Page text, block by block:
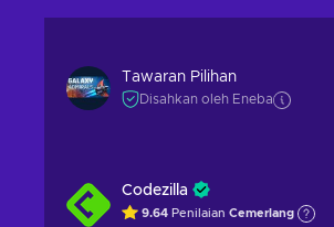
Tawaran Pilihan
Disahkan oleh Eneba
Codezilla
9.64 Penilaian Cemerlang